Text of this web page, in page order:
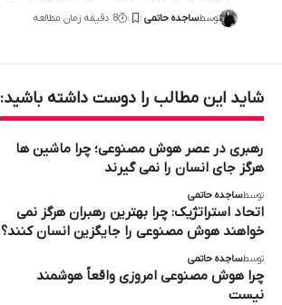
توسطساجده حاتمی 8 دقیقه زمان مطالعه
شاید این مطالب را دوست داشته باشید:
رهبری در عصر هوش مصنوعی؛ چرا ماشین‌ ها
هرگز جای انسان را نمی‌ گیرند
توسطساجده حاتمی
اتحاد استراتژیک: چرا بهترین رهبران هرگز نمی‌
خواهند هوش مصنوعی را جایگزین انسان کنند؟
توسطساجده حاتمی
چرا هوش مصنوعی امروزی واقعاً هوشمند
نیست